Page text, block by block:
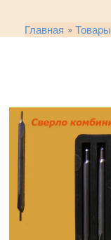
Главная Товары